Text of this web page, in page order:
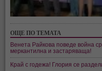
ОЩЕ ПО ТЕМАТА
Венета Райкова поведе война
меркантилна и застаряваща!
Край с годежа! Глория се